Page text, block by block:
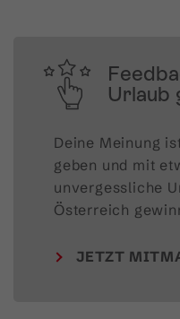
Urlaub
Deine Meinung
geben und mit
unvergessliche
Österreich
JETZT